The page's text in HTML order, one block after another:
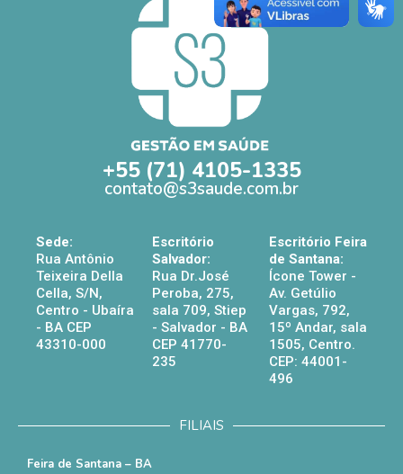
+55 (71) 4105-1335
contato@s3saude.com.br
Sede:
Rua Antônio
Teixeira Della
Cella, S/N,
Centro - Ubaíra
- BA CEP
43310-000
Escritório
Salvador:
Rua Dr.José
Peroba, 275,
sala 709, Stiep
- Salvador - BA
CEP 41770-
235
Escritório Feira
de Santana:
Ícone Tower -
Av. Getúlio
Vargas, 792,
15º Andar, sala
1505, Centro.
CEP: 44001-
496
FILIAIS
Feira de Santana – BA